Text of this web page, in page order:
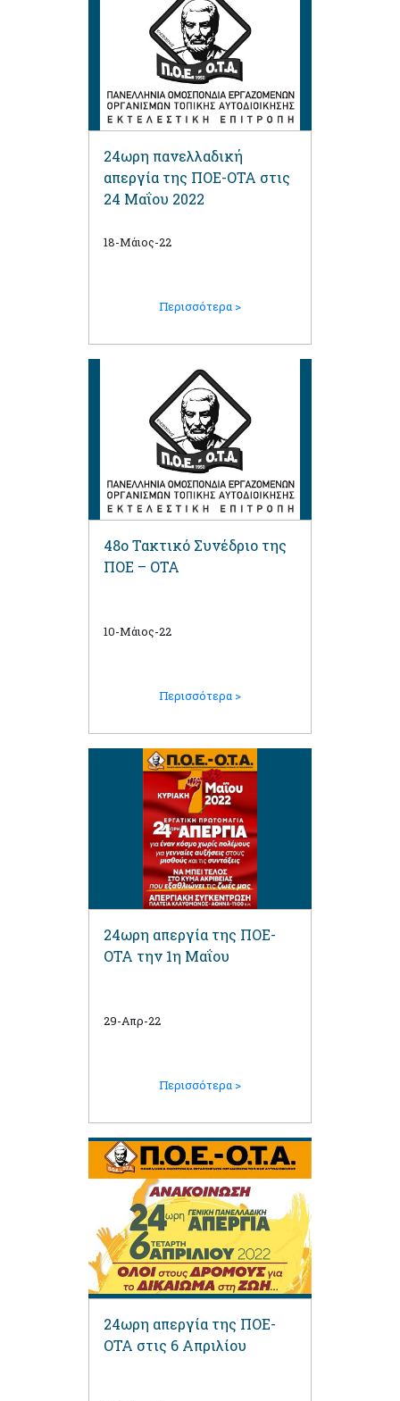
24ωρη πανελλαδική
απεργία της ΠΟΕ-ΟΤΑ στις
24 Μαΐου 2022
18-Μάιος-22
Περισσότερα >
48ο Τακτικό Συνέδριο της
ΠΟΕ – ΟΤΑ
10-Μάιος-22
Περισσότερα >
24ωρη απεργία της ΠΟΕ-
ΟΤΑ την 1η Μαΐου
29-Απρ-22
Περισσότερα >
24ωρη απεργία της ΠΟΕ-
ΟΤΑ στις 6 Απριλίου